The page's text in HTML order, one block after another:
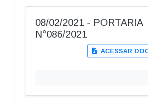
08/02/2021 - PORTARIA
N°086/2021
ACESSAR